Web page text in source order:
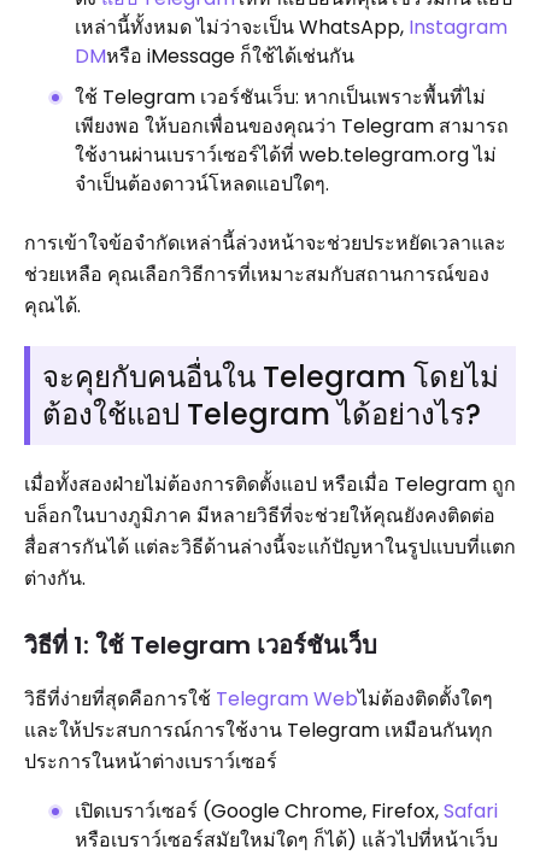
เหล่านี้ทั้งหมด ไม่ว่าจะเป็น WhatsApp, Instagram
DMหรือ iMessage ก็ใช้ได้เช่นกัน
ใช้ Telegram เวอร์ชันเว็บ: หากเป็นเพราะพื้นที่ไม่
เพียงพอ ให้บอกเพื่อนของคุณว่า Telegram สามารถ
ใช้งานผ่านเบราว์เซอร์ได้ที่ web.telegram.org ไม่
จำเป็นต้องดาวน์โหลดแอปใดๆ.
การเข้าใจข้อจำกัดเหล่านี้ล่วงหน้าจะช่วยประหยัดเวลาและ
ช่วยเหลือ คุณเลือกวิธีการที่เหมาะสมกับสถานการณ์ของ
คุณได้.
จะคุยกับคนอื่นใน Telegram โดยไม่
ต้องใช้แอป Telegram ได้อย่างไร?
เมื่อทั้งสองฝ่ายไม่ต้องการติดตั้งแอป หรือเมื่อ Telegram ถูก
บล็อกในบางภูมิภาค มีหลายวิธีที่จะช่วยให้คุณยังคงติดต่อ
สื่อสารกันได้ แต่ละวิธีด้านล่างนี้จะแก้ปัญหาในรูปแบบที่แตก
ต่างกัน.
วิธีที่ 1: ใช้ Telegram เวอร์ชันเว็บ
วิธีที่ง่ายที่สุดคือการใช้ Telegram Webไม่ต้องติดตั้งใดๆ
และให้ประสบการณ์การใช้งาน Telegram เหมือนกันทุก
ประการในหน้าต่างเบราว์เซอร์
เปิดเบราว์เซอร์ (Google Chrome, Firefox,Safari
หรือเบราว์เซอร์สมัยใหม่ใดๆ ก็ได้) แล้วไปที่หน้าเว็บ